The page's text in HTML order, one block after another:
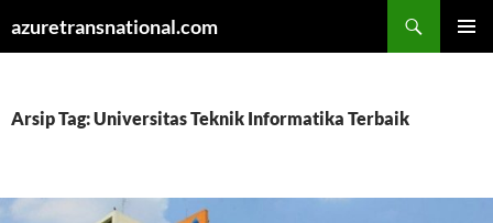
azuretransnational.com
Arsip Tag: Universitas Teknik Informatika Terbaik